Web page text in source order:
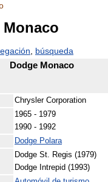
búsqueda
Dodge Monaco
Chrysler Corporation
1965 - 1979
1990 - 1992
Dodge Polara
Dodge St. Regis (1979)
Dodge Intrepid (1993)